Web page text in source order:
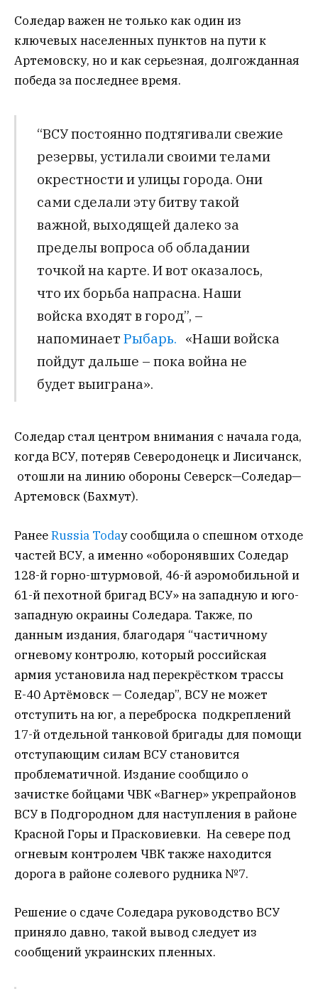
Соледар важен не только как один из
ключевых населенных пунктов на пути к
Артемовску, но и как серьезная, долгожданная
победа за последнее время.
“ВСУ постоянно подтягивали свежие
резервы, устилали своими телами
окрестности и улицы города. Они
сами сделали эту битву такой
важной, выходящей далеко за
пределы вопроса об обладании
точкой на карте. И вот оказалось,
что их борьба напрасна. Наши
войска входят в город”, –
напоминает Рыбарь. «Наши войска
пойдут дальше – пока война не
будет выиграна».
Соледар стал центром внимания с начала года,
когда ВСУ, потеряв Северодонецк и Лисичанск,
отошли на линию обороны Северск—Соледар—
Артемовск (Бахмут).
РанееRussia Today сообщила о спешном отходе
частей ВСУ, а именно «оборонявших Соледар
128-й горно-штурмовой, 46-й аэромобильной и
61-й пехотной бригад ВСУ» на западную и юго-
западную окраины Соледара. Также, по
данным издания, благодаря “частичному
огневому контролю, который российская
армия установила над перекрёстком трассы
Е-40 Артёмовск — Соледар”, ВСУ не может
отступить на юг, а переброска подкреплений
17-й отдельной танковой бригады для помощи
отступающим силам ВСУ становится
проблематичной. Издание сообщило о
зачистке бойцами ЧВК «Вагнер» укрепрайонов
ВСУ в Подгородном для наступления в районе
Красной Горы и Прасковиевки. На севере под
огневым контролем ЧВК также находится
дорога в районе солевого рудника №7.
Решение о сдаче Соледара руководство ВСУ
приняло давно, такой вывод следует из
сообщений украинских пленных.